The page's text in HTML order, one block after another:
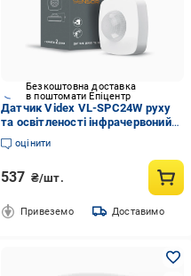
Безкоштовна доставка
в поштомати Епіцентр
Датчик Videx VL-SPC24W руху
та освітленості інфрачервоний
1200 W
оцінити
537 ₴/шт.
Привеземо Доставимо